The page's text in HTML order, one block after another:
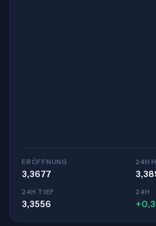
ERÖFFNUNG
3,3677
24H
24H TIEF
3,3556
24H